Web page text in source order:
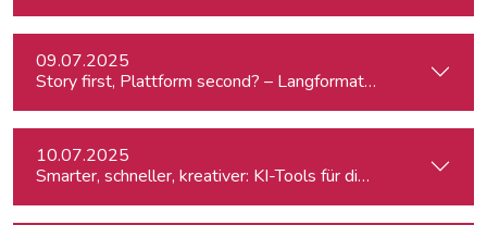
09.07.2025
Story first, Plattform second? – Langformat-Journalismus
10.07.2025
Smarter, schneller, kreativer: KI-Tools für die